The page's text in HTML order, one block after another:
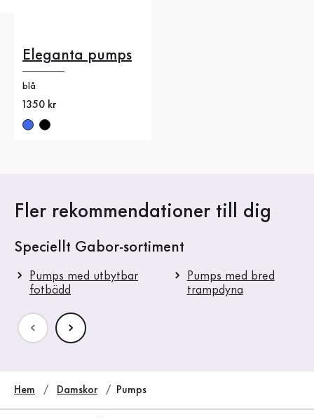
Eleganta pumps
blå
Nytt pris
1350 kr
Fler rekommendationer till dig
Speciellt Gabor-sortiment
Pumps med utbytbar
fotbädd
Pumps med bred
trampdyna
Hem Damskor Pumps